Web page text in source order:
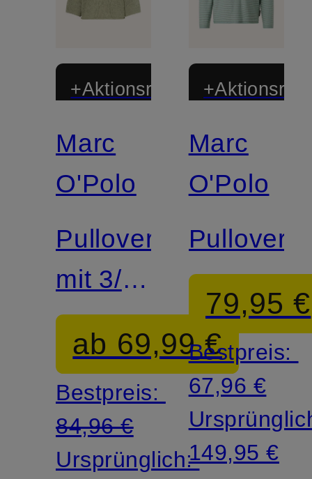
+Aktionsrabatt
Zertifiziert
Marc
O'Polo
Pullover
mit 3/4-
Arm
ab 69,99 €
Bestpreis:
84,96 €
Ursprünglich:
Zertifiziert
Marc
O'Polo
Pullover
79,95 €
Bestpreis:
67,96 €
149,95 €